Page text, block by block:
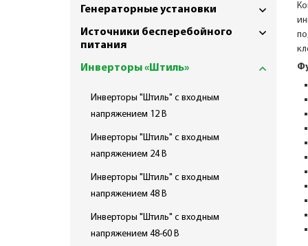
Генераторные установки
Источники бесперебойного
питания
Инверторы «Штиль»
Инверторы "Штиль" с входным
напряжением 12 В
Инверторы "Штиль" с входным
напряжением 24 В
Инверторы "Штиль" с входным
напряжением 48 В
Инверторы "Штиль" с входным
напряжением 48-60 В